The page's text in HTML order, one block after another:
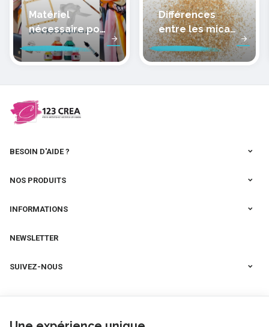
Matériel
nécessaire pour
peindre la soie
Différences
entre les micas
des pâtes
polymères
BESOIN D'AIDE ?
NOS PRODUITS
INFORMATIONS
NEWSLETTER
SUIVEZ-NOUS